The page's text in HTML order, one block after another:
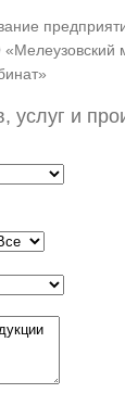
услуг и